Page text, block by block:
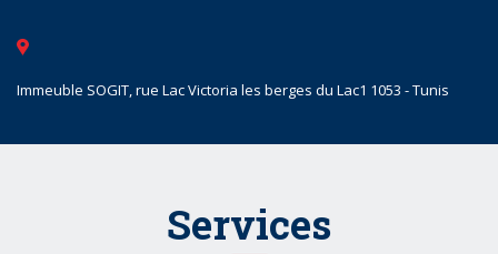
Immeuble SOGIT, rue Lac Victoria les berges du Lac1 1053 - Tunis
Services